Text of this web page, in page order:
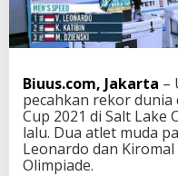
Biuus.com, Jakarta –
pecahkan rekor dunia
Cup 2021 di Salt Lake
lalu. Dua atlet muda
Leonardo dan
Olimpiade.